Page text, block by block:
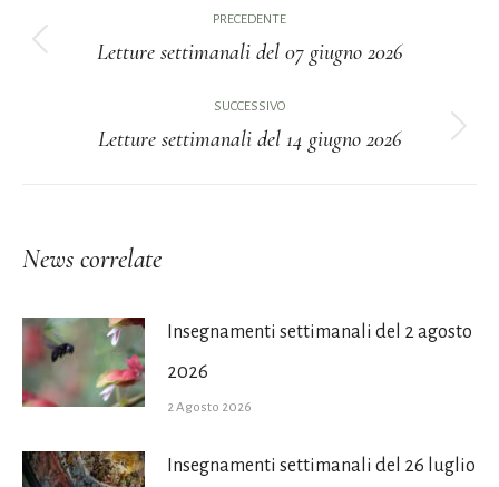
tra
PRECEDENTE
Post
precedente:
Letture settimanali del 07 giugno 2026
SUCCESSIVO
Prossimo
Letture settimanali del 14 giugno 2026
News correlate
Insegnamenti settimanali del 2 agosto
2026
2 Agosto 2026
Insegnamenti settimanali del 26 luglio